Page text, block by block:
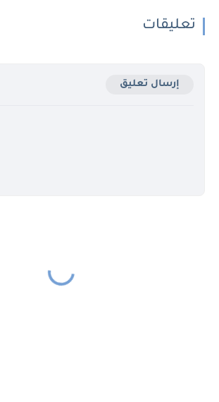
تعليقات
إرسال تعليق